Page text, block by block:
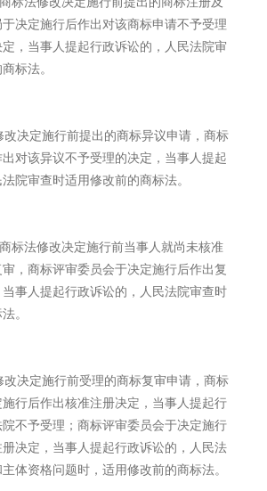
决定施行后作出对该商标申请不予受理
，当事人提起行政诉讼的，人民法院审
标法。
决定施行前提出的商标异议申请，商标
对该异议不予受理的决定，当事人提起
院审查时适用修改前的商标法。
法修改决定施行前当事人就尚未核准
，商标评审委员会于决定施行后作出复
事人提起行政诉讼的，人民法院审查时
。
决定施行前受理的商标复审申请，商标
行后作出核准注册决定，当事人提起行
不予受理；商标评审委员会于决定施行
决定，当事人提起行政诉讼的，人民法
体资格问题时，适用修改前的商标法。